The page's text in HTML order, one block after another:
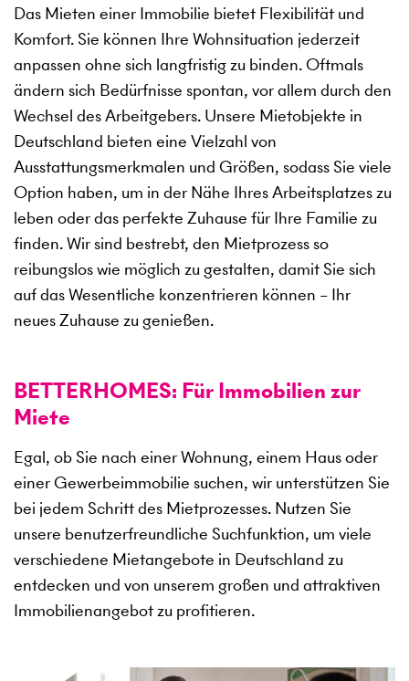
Das Mieten einer Immobilie bietet Flexibilität und
Komfort. Sie können Ihre Wohnsituation jederzeit
anpassen ohne sich langfristig zu binden. Oftmals
ändern sich Bedürfnisse spontan, vor allem durch den
Wechsel des Arbeitgebers. Unsere Mietobjekte in
Deutschland bieten eine Vielzahl von
Ausstattungsmerkmalen und Größen, sodass Sie viele
Option haben, um in der Nähe Ihres Arbeitsplatzes zu
leben oder das perfekte Zuhause für Ihre Familie zu
finden. Wir sind bestrebt, den Mietprozess so
reibungslos wie möglich zu gestalten, damit Sie sich
auf das Wesentliche konzentrieren können – Ihr
neues Zuhause zu genießen.
BETTERHOMES: Für Immobilien zur
Miete
Egal, ob Sie nach einer Wohnung, einem Haus oder
einer Gewerbeimmobilie suchen, wir unterstützen Sie
bei jedem Schritt des Mietprozesses. Nutzen Sie
unsere benutzerfreundliche Suchfunktion, um viele
verschiedene Mietangebote in Deutschland zu
entdecken und von unserem großen und attraktiven
Immobilienangebot zu profitieren.